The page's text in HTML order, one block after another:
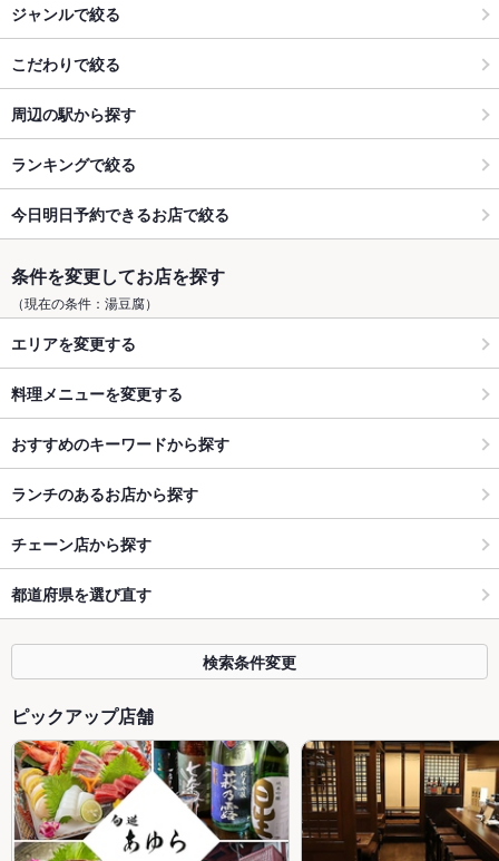
ジャンルで絞る
こだわりで絞る
周辺の駅から探す
ランキングで絞る
今日明日予約できるお店で絞る
条件を変更してお店を探す
（現在の条件：湯豆腐）
エリアを変更する
料理メニューを変更する
おすすめのキーワードから探す
ランチのあるお店から探す
チェーン店から探す
都道府県を選び直す
検索条件変更
ピックアップ店舗